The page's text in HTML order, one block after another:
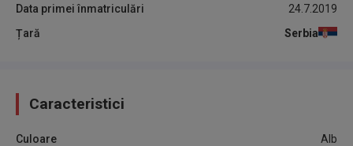
Data primei înmatriculări
24.7.2019
Țară
Serbia
Caracteristici
Culoare
Alb